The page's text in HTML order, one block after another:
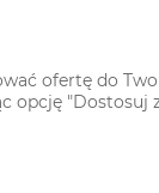
ofertę do
opcję "Dostosuj